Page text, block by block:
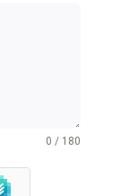
0 / 180